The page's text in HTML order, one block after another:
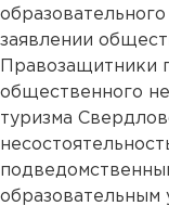
заявлении
Правозащитники
общественного
туризма